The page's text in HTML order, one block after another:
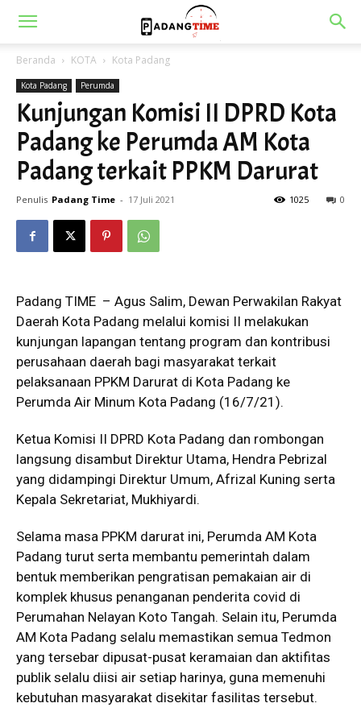
Beranda KOTA Kota Padang
Kota Padang Perumda
Kunjungan Komisi II DPRD Kota
Padang ke Perumda AM Kota
Padang terkait PPKM Darurat
Penulis Padang Time - 17 Juli 2021 0
1025
Padang TIME – Agus Salim, Dewan Perwakilan Rakyat
Daerah Kota Padang melalui komisi II melakukan
kunjungan lapangan tentang program dan kontribusi
perusahaan daerah bagi masyarakat terkait
pelaksanaan PPKM Darurat di Kota Padang ke
Perumda Air Minum Kota Padang (16/7/21).
Ketua Komisi II DPRD Kota Padang dan rombongan
langsung disambut Direktur Utama, Hendra Pebrizal
yang didampingi Direktur Umum, Afrizal Kuning serta
Kepala Sekretariat, Mukhiyardi.
Selama masa PPKM darurat ini, Perumda AM Kota
Padang turut serta membantu pemerintah dalam
bentuk memberikan pengratisan pemakaian air di
komplek khusus penanganan penderita covid di
Perumahan Nelayan Koto Tangah. Selain itu, Perumda
AM Kota Padang selalu memastikan semua Tedmon
yang tersebar dipusat-pusat keramaian dan aktifitas
publik selalu diisi air setiap harinya, guna memenuhi
kebutuhan masyarakat disekitar fasilitas tersebut.